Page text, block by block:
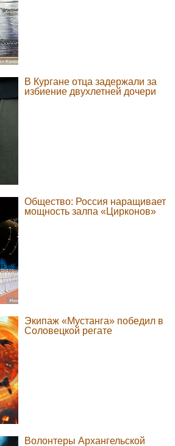
В Кургане отца задержали за
избиение двухлетней дочери
Общество: Россия наращивает
мощность залпа «Цирконов»
Экипаж «Мустанга» победил в
Соловецкой регате
Волонтеры Архангельской